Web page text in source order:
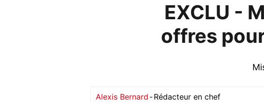
EXCLU -
offres
Alexis Bernard -Rédacteur en chef